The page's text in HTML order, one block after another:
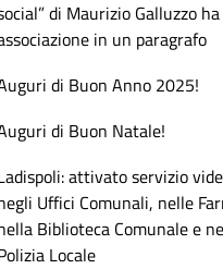
di Maurizio Galluzzo
in un paragrafo
di Buon Anno 2025!
di Buon Natale!
attivato servizio
Uffici Comunali, nelle
Biblioteca Comunale e
Locale